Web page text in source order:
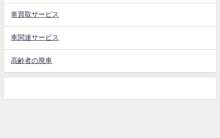
車買取サービス
車関連サービス
高齢者の廃車